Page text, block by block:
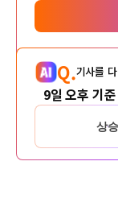
Q.기사를
9일 오후 기
상승